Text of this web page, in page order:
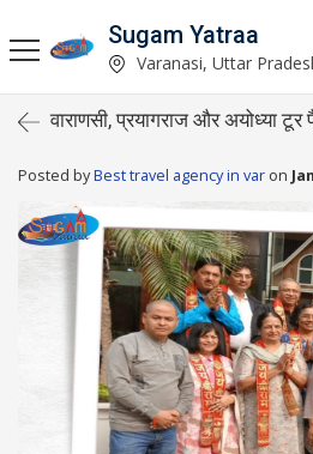
Sugam Yatraa
Varanasi, Uttar
वाराणसी, प्रयागराज और अयोध्या
Posted byBest travel agency in var on